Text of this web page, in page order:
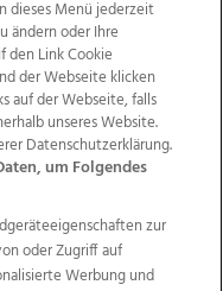
Kontakt
Jobs
AGB Anzeigekunden
Politische Werbung
Wimmer
Ischler Woche
dieses Menü jederzeit
ändern oder Ihre
den Link Cookie
der Webseite klicken
auf der Webseite, falls
unseres Website.
Datenschutzerklärung.
um Folgendes
zur
oder Zugriff auf
Werbung und